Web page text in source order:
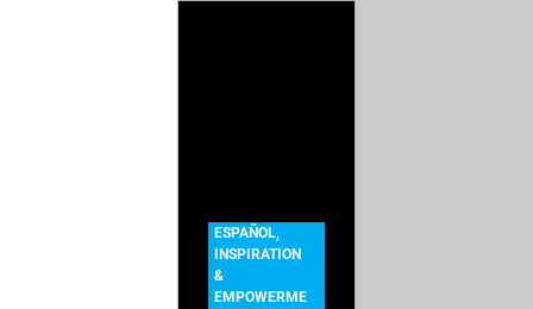
ESPAÑOL,
INSPIRATION
&
EMPOWERME